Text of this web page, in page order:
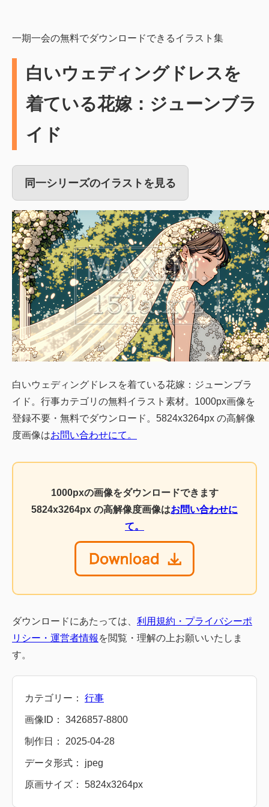
一期一会の無料でダウンロードできるイラスト集
白いウェディングドレスを
着ている花嫁：ジューンブラ
イド
同一シリーズのイラストを見る
白いウェディングドレスを着ている花嫁：ジューンブラ
イド。行事カテゴリの無料イラスト素材。1000px画像を
登録不要・無料でダウンロード。5824x3264px の高解像
度画像はお問い合わせにて。
1000pxの画像をダウンロードできます
5824x3264px の高解像度画像はお問い合わせに
て。
ダウンロードにあたっては、 利用規約・プライバシーポ
リシー・運営者情報 を閲覧・理解の上お願いいたしま
す。
カテゴリー： 行事
画像ID： 3426857-8800
制作日： 2025-04-28
データ形式： jpeg
原画サイズ： 5824x3264px